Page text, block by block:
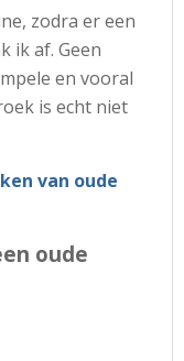
zodra er een
ik af. Geen
en vooral
is echt niet
van oude
oude